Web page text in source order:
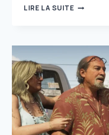
LIRE LA SUITEIMAGINEZ
HORIZON
ZERO
DAWN
ET
GOD
OF
WAR,
EH
BIEN